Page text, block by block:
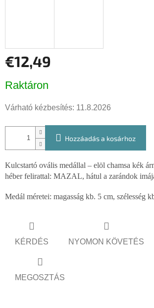
€12,49
Raktáron
Várható kézbesítés: 11.8.2026
Hozzáadás a kosárhoz
Kulcstartó ovális medállal – elöl chamsa kék
héber felirattal: MAZAL, hátul a zarándok
Medál méretei: magasság kb. 5 cm, szélesség
KÉRDÉS NYOMON KÖVETÉS
MEGOSZTÁS